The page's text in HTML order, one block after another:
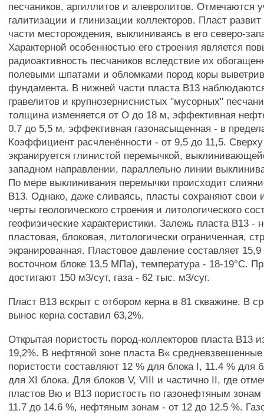
песчаников, аргиллитов и алевролитов. Отмечаются
галитизации и глинизации коллекторов. Пласт
части месторождения, выклиниваясь в его северо-
Характерной особенностью его строения является
радиоактивность песчаников вследствие их
полевыми шпатами и обломками пород коры
фундамента. В нижней части пласта В13
гравелитов и крупнозерниснистых "мусорных"
толщина изменяется от О до 18 м, эффективная
0,7 до 5,5 м, эффективная газонасыщенная - в
Коэффициент расчленённости - от 9,5 до 11,5.
экранируется глинистой перемычкой,
западном направлении, параллельно линии
По мере выклинивания перемычки происходит
В13. Однако, даже сливаясь, пласты сохраняют свои
черты геологического строения и литологического
геофизические характеристики. Залежь пласта В13 -
пластовая, блоковая, литологически ограниченная,
экранированная. Пластовое давление составляет
восточном блоке 13,5 МПа), температура - 18-19°С.
достигают 150 м3/сут, газа - 62 тыс. м3/суг.
Пласт В13 вскрыт с отбором керна в 81 скважине. В
вынос керна составил 63,2%.
Открытая пористость пород-коллекторов пласта В13
19,2%. В нефтяной зоне пласта В« средневзвешенные
пористости составляют 12 % для блока I, 11.4 % для
для XI блока. Для блоков V, VIII и частично II, где
пластов Вю и В13 пористость по газонефтяным зонам
11.7 до 14.6 %, нефтяным зонам - от 12 до 12.5 %.